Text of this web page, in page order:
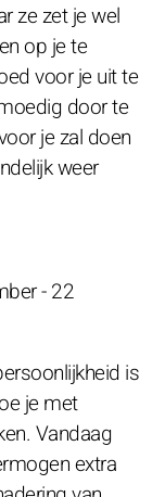
ze zet je wel
op je te
voor je uit te
door te
je zal doen
weer
- 22
is
je met
Vandaag
extra